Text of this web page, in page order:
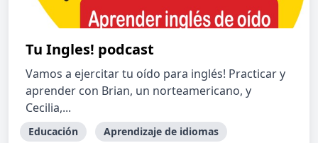
Tu Ingles! podcast
Vamos a ejercitar tu oído para inglés! Practicar y
aprender con Brian, un norteamericano, y
Cecilia,...
Educación Aprendizaje de idiomas